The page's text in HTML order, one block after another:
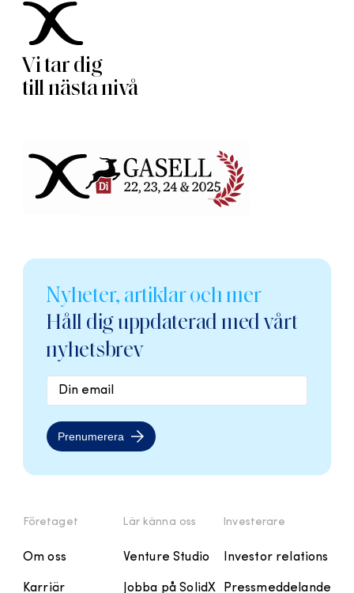
Vi tar dig
till nästa nivå
Nyheter, artiklar och mer
Håll dig uppdaterad med vårt
nyhetsbrev
Prenumerera
Företaget
Om oss
Karriär
Lär känna oss
Venture Studio
Jobba på SolidX
Investerare
Investor relations
Pressmeddelande